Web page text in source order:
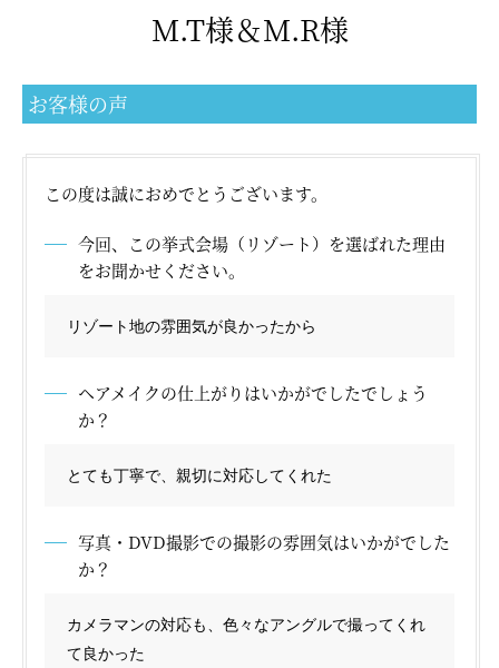
スペイン
ギリシャ マルタ チェコ
オーストリア
ドイツ
エジプト プーケット オーストラリア
ニューカレドニア
フィジー バリ島
イタリア
M.T様＆M.R様
お客様の声
この度は誠におめでとうございます。
今回、この挙式会場（リゾート）を選ばれた理由
をお聞かせください。
リゾート地の雰囲気が良かったから
ヘアメイクの仕上がりはいかがでしたでしょう
か？
とても丁寧で、親切に対応してくれた
写真・DVD撮影での撮影の雰囲気はいかがでした
か？
カメラマンの対応も、色々なアングルで撮ってくれ
て良かった